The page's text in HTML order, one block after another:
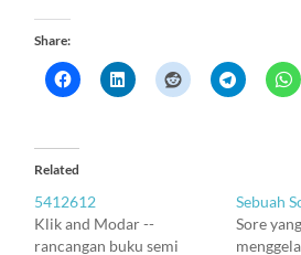
Share:
Related
5412612
Klik and Modar --
rancangan buku semi
Sebuah
Sore